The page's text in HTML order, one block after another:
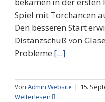
bekamen in der ersten
Spiel mit Torchancen
Den besseren Start
Distanzschuß von
Probleme [...]
Von Admin Website | 15.
Weiterlesen